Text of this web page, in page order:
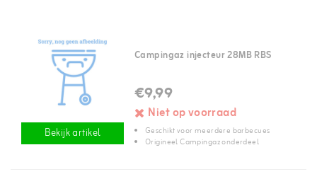
Bekijk artikel
Campingaz injecteur 28MB RBS
€9,99
Niet op voorraad
Geschikt voor meerdere barbecues
Origineel Campingaz onderdeel